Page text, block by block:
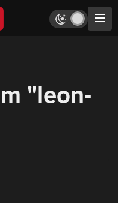
"leon-